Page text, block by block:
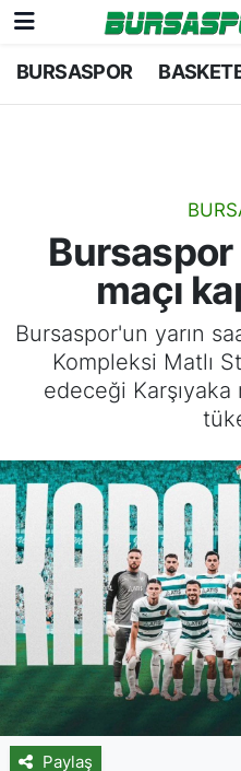
BURSASPOR
Bursaspor
maçı
Bursaspor'un yarın
Kompleksi Matlı
edeceği Karşıyaka
Paylaş
Bursaspor
Bursa Amatör
Hentbol
Voleybol
Bursa Nöbetçi
Bursa Trafik
TFF 1.Lig Puan
Tüm Manşetler
Son Dakika
Haber Arşivi